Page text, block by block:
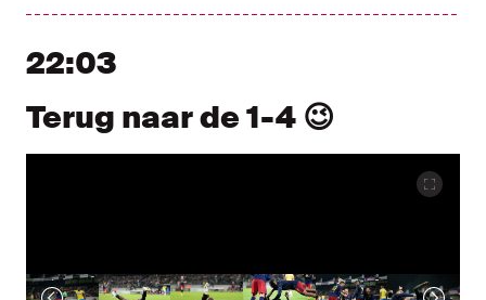
22:03
Terug naar de 1-4 😉